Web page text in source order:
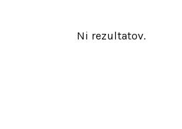
Ni rezultatov.